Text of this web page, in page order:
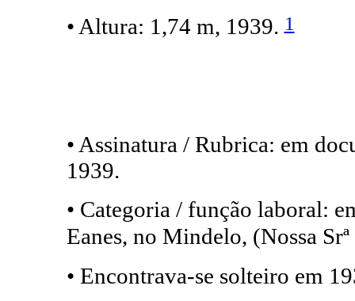
• Altura: 1,74 m, 1939.1
• Assinatura / Rubrica: em
1939.
• Categoria / função laboral:
Eanes, no Mindelo, (Nossa
• Encontrava-se solteiro em